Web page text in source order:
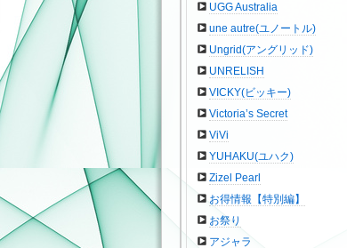
UGG Australia
une autre(ユノートル)
Ungrid(アングリッド)
UNRELISH
VICKY(ビッキー)
Victoria’s Secret
ViVi
YUHAKU(ユハク)
Zizel Pearl
お得情報【特別編】
お祭り
アジャラ